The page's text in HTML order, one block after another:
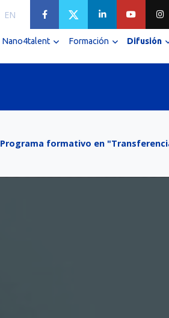
EN
Nano4talent Formación Difusión
Programa formativo en